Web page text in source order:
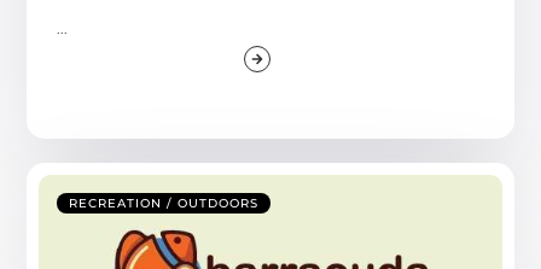
RECREATION / OUTDOORS